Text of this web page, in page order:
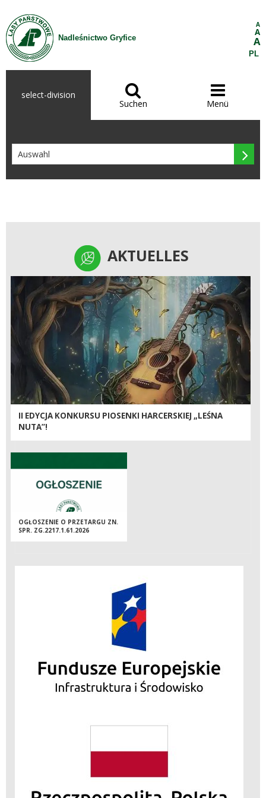
Zum Inhalt wechseln
Nadleśnictwo Gryfice
A
A
A
PL
select-division 
Suchen

Menü

AKTUELLES
AKTUELLES
II EDYCJA KONKURSU PIOSENKI HARCERSKIEJ „LEŚNA
NUTA”!
OGŁOSZENIE O PRZETARGU ZN.
SPR. ZG.2217.1.61.2026